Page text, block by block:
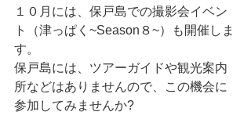
１０月には、保戸島での撮影会イベン
ト（津っぱく~Season８~）も開催しま
す。
保戸島には、ツアーガイドや観光案内
所などはありませんので、この機会に
参加してみませんか?